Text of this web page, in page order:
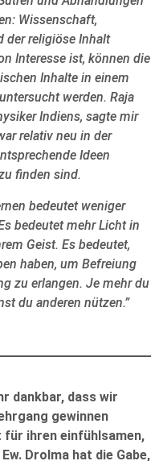
Wissenschaft,
der religiöse Inhalt
Interesse ist, können die
Inhalte in einem
werden. Raja
Indiens, sagte mir
relativ neu in der
Ideen
finden sind.
bedeutet weniger
bedeutet mehr Licht in
Geist. Es bedeutet,
haben, um Befreiung
zu erlangen. Je mehr du
du anderen nützen.”
dankbar, dass wir
gewinnen
für ihren einfühlsamen,
Drolma hat die Gabe,